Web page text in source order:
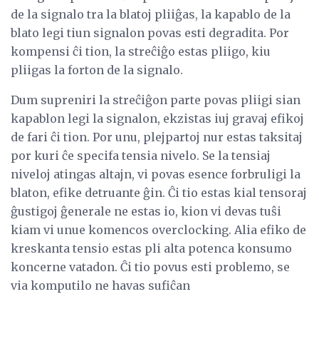
de la signalo tra la blatoj pliiĝas, la kapablo de la
blato legi tiun signalon povas esti degradita. Por
kompensi ĉi tion, la streĉiĝo estas pliigo, kiu
pliigas la forton de la signalo.
Dum supreniri la streĉiĝon parte povas pliigi sian
kapablon legi la signalon, ekzistas iuj gravaj efikoj
de fari ĉi tion. Por unu, plejpartoj nur estas taksitaj
por kuri ĉe specifa tensia nivelo. Se la tensiaj
niveloj atingas altajn, vi povas esence forbruligi la
blaton, efike detruante ĝin. Ĉi tio estas kial tensoraj
ĝustigoj ĝenerale ne estas io, kion vi devas tuŝi
kiam vi unue komencos overclocking. Alia efiko de
kreskanta tensio estas pli alta potenca konsumo
koncerne vatadon. Ĉi tio povus esti problemo, se
via komputilo ne havas sufiĉan